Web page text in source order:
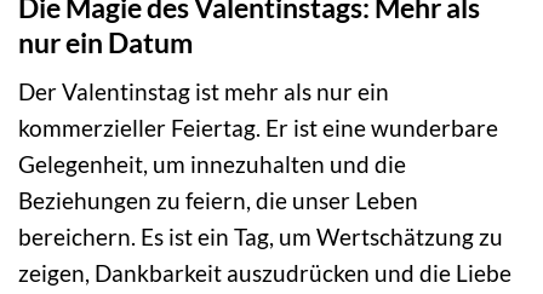
Die Magie des Valentinstags: Mehr als
nur ein Datum
Der Valentinstag ist mehr als nur ein
kommerzieller Feiertag. Er ist eine wunderbare
Gelegenheit, um innezuhalten und die
Beziehungen zu feiern, die unser Leben
bereichern. Es ist ein Tag, um Wertschätzung zu
zeigen, Dankbarkeit auszudrücken und die Liebe